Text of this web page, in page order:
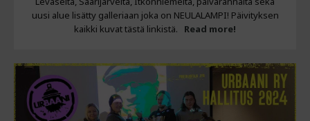
uusi alue lisätty galleriaan joka on NEULALAMPI! Päivityksen
kaikki kuvat tästä linkistä. Read more!